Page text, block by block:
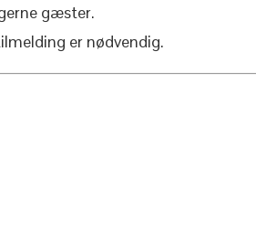
gæster.
er nødvendig.